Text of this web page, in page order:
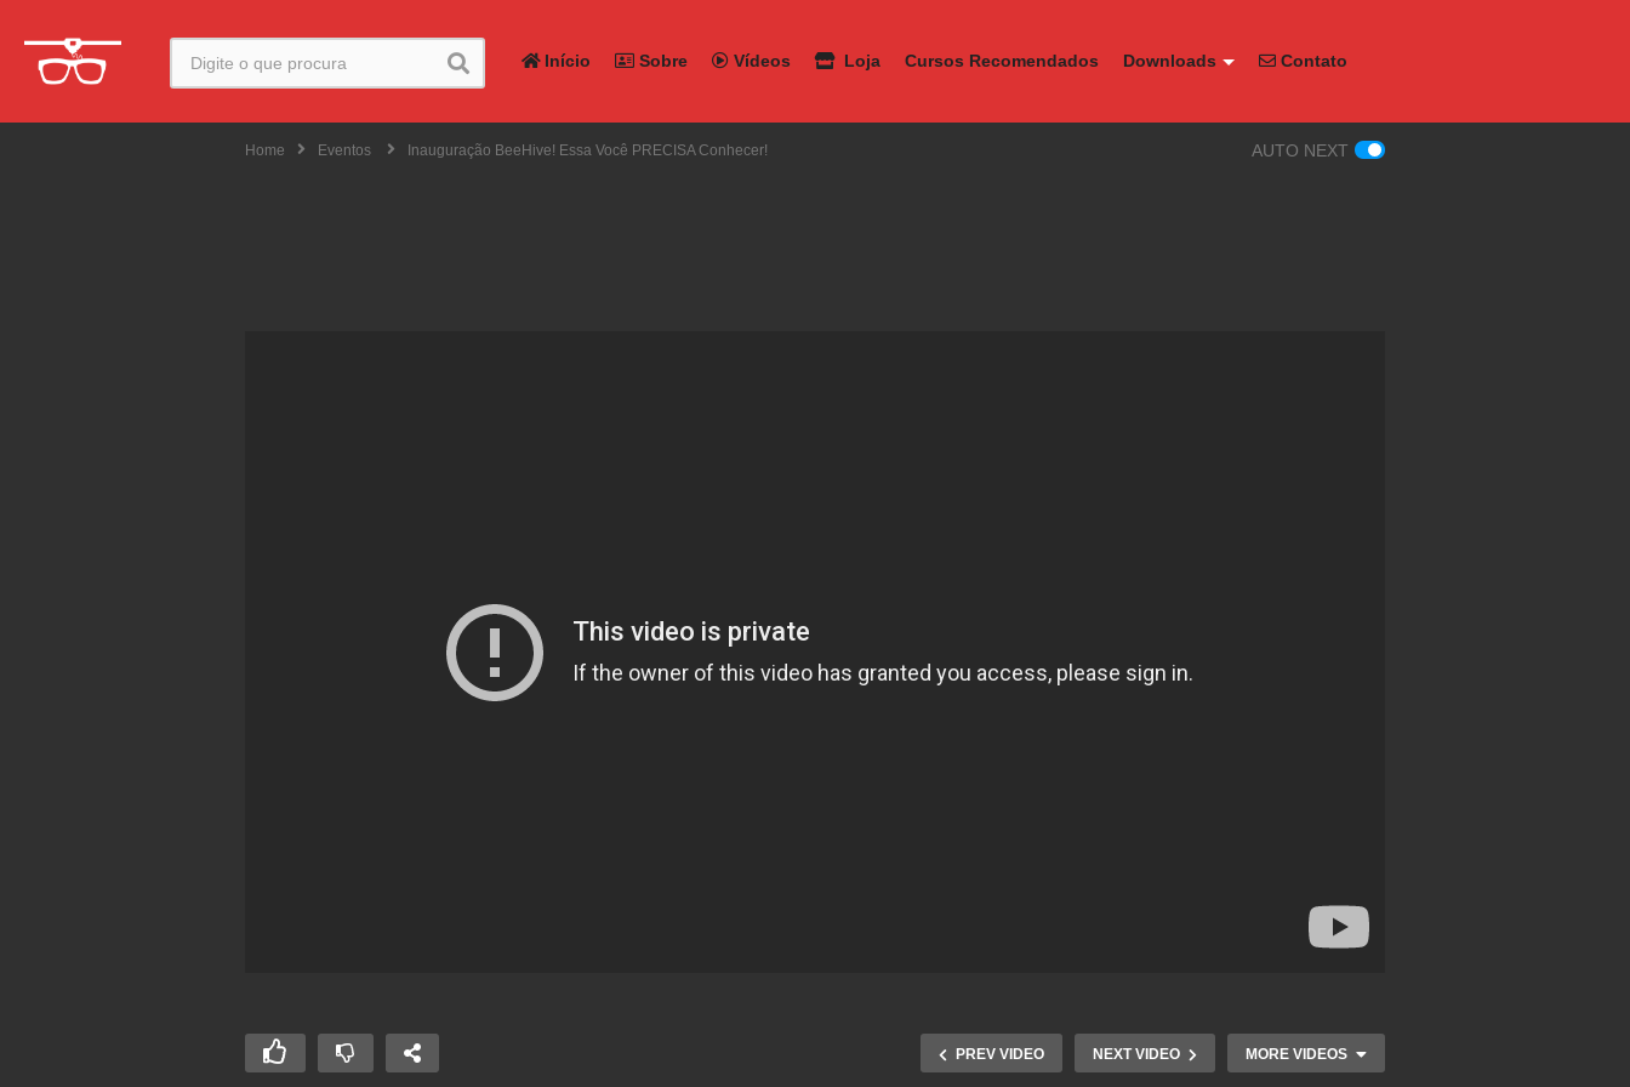
Início Sobre Vídeos Loja Cursos Recomendados Downloads Contato
Home Eventos Inauguração BeeHive! Essa Você PRECISA Conhecer! AUTO NEXT
PREV VIDEO NEXT VIDEO MORE VIDEOS